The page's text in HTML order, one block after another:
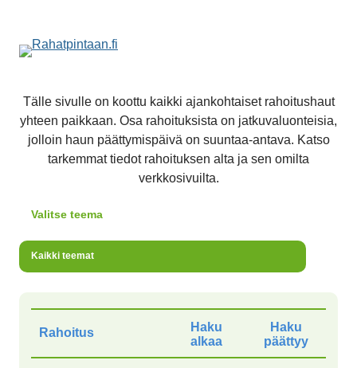
Tälle sivulle on koottu kaikki ajankohtaiset rahoitushaut
yhteen paikkaan. Osa rahoituksista on jatkuvaluonteisia,
jolloin haun päättymispäivä on suuntaa-antava. Katso
tarkemmat tiedot rahoituksen alta ja sen omilta
verkkosivuilta.
Valitse teema
Kaikki teemat
Rahoitus
Haku
alkaa
Haku
päättyy